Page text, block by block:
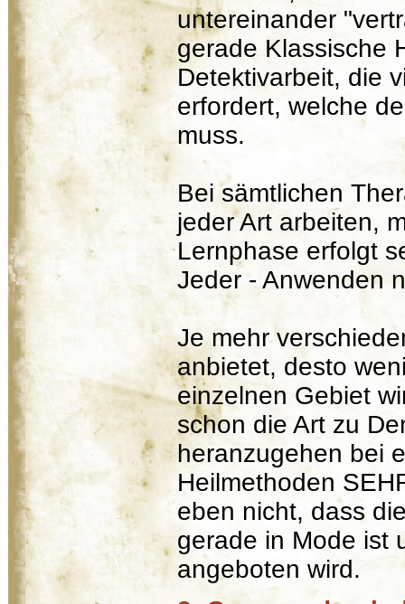
untereinander
gerade Klassische
Detektivarbeit, die
erfordert, welche
muss.
Bei sämtlichen
jeder Art arbeiten,
Lernphase erfolgt
Jeder - Anwenden
Je mehr
anbietet, desto
einzelnen Gebiet
schon die Art zu
heranzugehen bei
Heilmethoden
eben nicht, dass
gerade in Mode ist
angeboten wird.